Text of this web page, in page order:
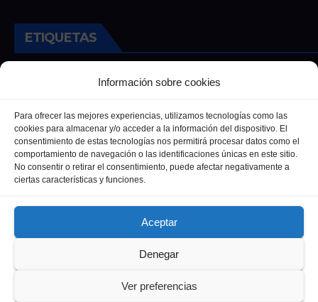
Información sobre cookies
Para ofrecer las mejores experiencias, utilizamos tecnologías como las
cookies para almacenar y/o acceder a la información del dispositivo. El
consentimiento de estas tecnologías nos permitirá procesar datos como el
comportamiento de navegación o las identificaciones únicas en este sitio.
No consentir o retirar el consentimiento, puede afectar negativamente a
ciertas características y funciones.
Aceptar
Denegar
Ver preferencias
ETIQUETAS
Andalucía Cultura Deportes